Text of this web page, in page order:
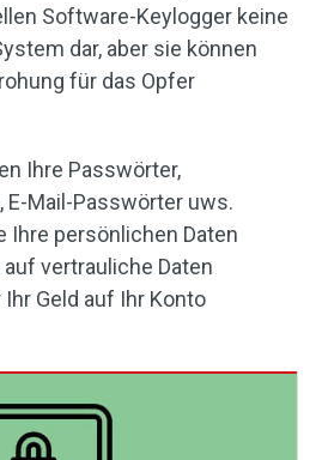
Software-Keylogger keine
dar, aber sie können
für das Opfer
Ihre Passwörter,
Mail-Passwörter uws.
Ihre persönlichen Daten
vertrauliche Daten
Geld auf Ihr Konto